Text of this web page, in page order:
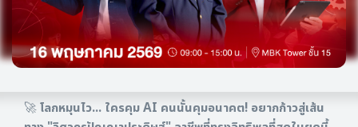
🚀 โลกหมุนไว... ใครคุม AI คนนั้นคุมอนาคต! อยากก้าวสู่เส้น